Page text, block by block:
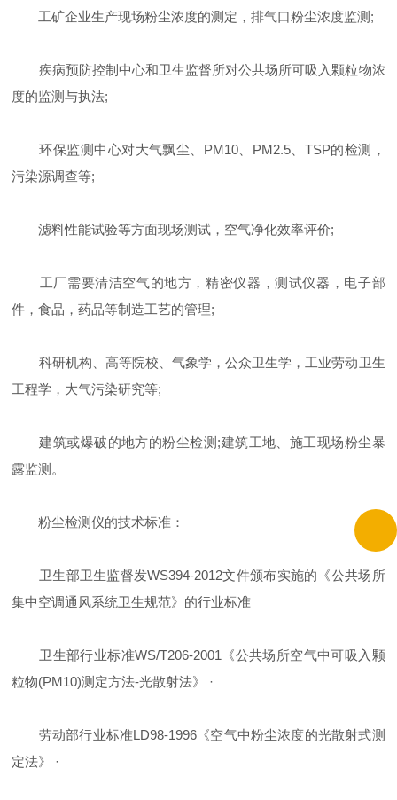
工矿企业生产现场粉尘浓度的测定，排气口粉尘浓度监测;
疾病预防控制中心和卫生监督所对公共场所可吸入颗粒物浓
度的监测与执法;
环保监测中心对大气飘尘、PM10、PM2.5、TSP的检测，
污染源调查等;
滤料性能试验等方面现场测试，空气净化效率评价;
工厂需要清洁空气的地方，精密仪器，测试仪器，电子部
件，食品，药品等制造工艺的管理;
科研机构、高等院校、气象学，公众卫生学，工业劳动卫生
工程学，大气污染研究等;
建筑或爆破的地方的粉尘检测;建筑工地、施工现场粉尘暴
露监测。
粉尘检测仪的技术标准：
卫生部卫生监督发WS394-2012文件颁布实施的《公共场所
集中空调通风系统卫生规范》的行业标准
卫生部行业标准WS/T206-2001《公共场所空气中可吸入颗
粒物(PM10)测定方法-光散射法》 ·
劳动部行业标准LD98-1996《空气中粉尘浓度的光散射式测
定法》 ·